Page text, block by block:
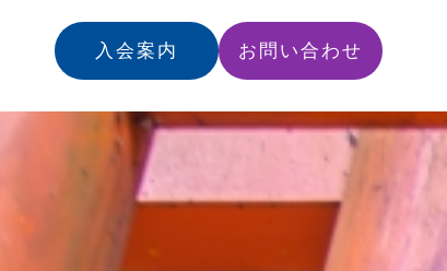
入会案内 お問い合わせ